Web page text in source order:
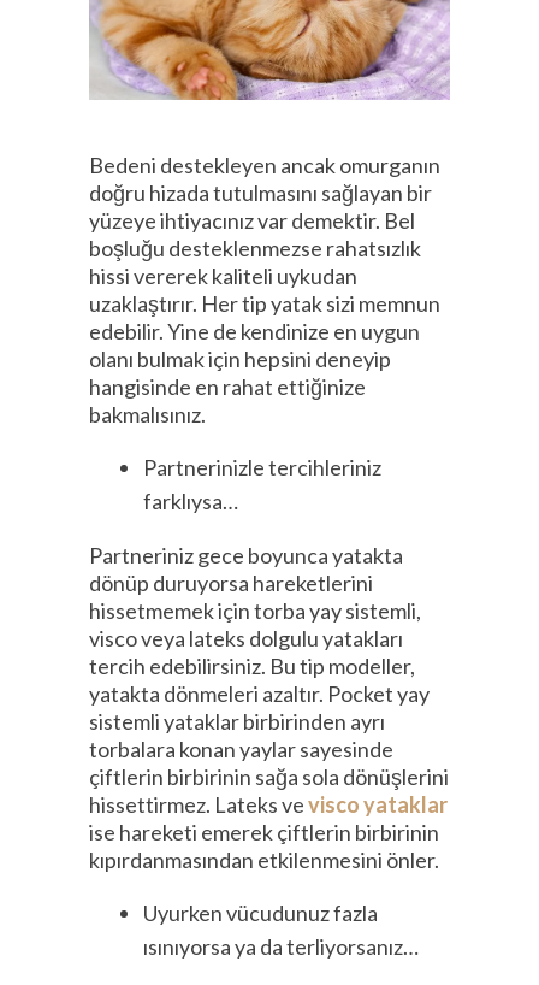
Bedeni destekleyen ancak omurganın
doğru hizada tutulmasını sağlayan bir
yüzeye ihtiyacınız var demektir. Bel
boşluğu desteklenmezse rahatsızlık
hissi vererek kaliteli uykudan
uzaklaştırır. Her tip yatak sizi memnun
edebilir. Yine de kendinize en uygun
olanı bulmak için hepsini deneyip
hangisinde en rahat ettiğinize
bakmalısınız.
Partnerinizle tercihleriniz
farklıysa…
Partneriniz gece boyunca yatakta
dönüp duruyorsa hareketlerini
hissetmemek için torba yay sistemli,
visco veya lateks dolgulu yatakları
tercih edebilirsiniz. Bu tip modeller,
yatakta dönmeleri azaltır. Pocket yay
sistemli yataklar birbirinden ayrı
torbalara konan yaylar sayesinde
çiftlerin birbirinin sağa sola dönüşlerini
hissettirmez. Lateks vevisco yataklar
ise hareketi emerek çiftlerin birbirinin
kıpırdanmasından etkilenmesini önler.
Uyurken vücudunuz fazla
ısınıyorsa ya da terliyorsanız…